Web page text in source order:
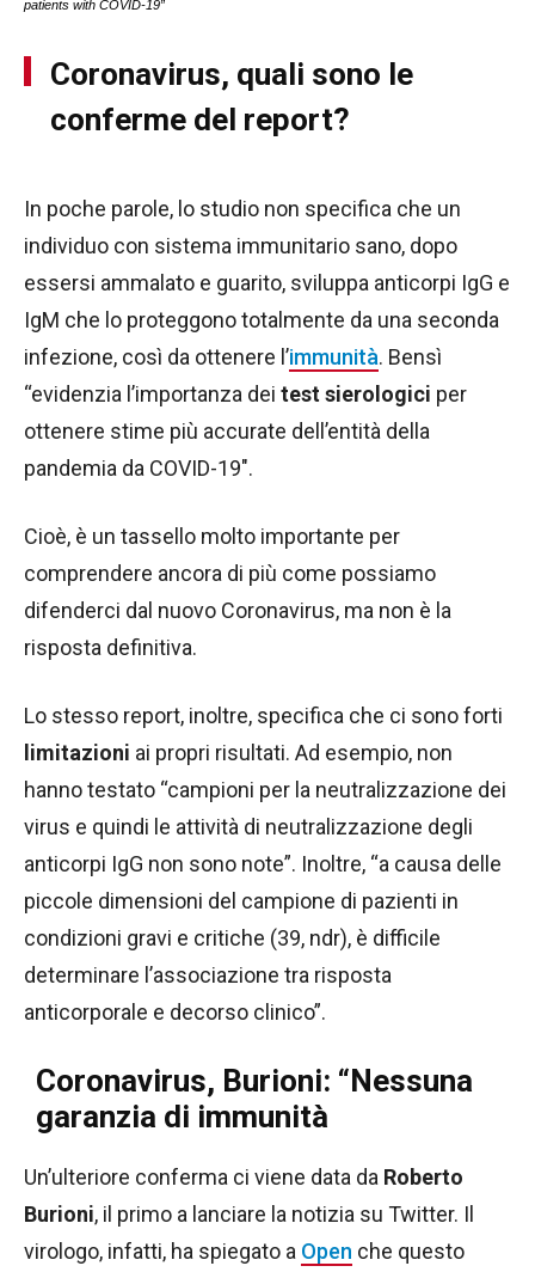
patients with COVID-19”
Coronavirus, quali sono le
conferme del report?
In poche parole, lo studio non specifica che un
individuo con sistema immunitario sano, dopo
essersi ammalato e guarito, sviluppa anticorpi IgG e
IgM che lo proteggono totalmente da una seconda
infezione, così da ottenere l’immunità. Bensì
“evidenzia l’importanza dei test sierologici per
ottenere stime più accurate dell’entità della
pandemia da COVID-19″.
Cioè, è un tassello molto importante per
comprendere ancora di più come possiamo
difenderci dal nuovo Coronavirus, ma non è la
risposta definitiva.
Lo stesso report, inoltre, specifica che ci sono forti
limitazioni ai propri risultati. Ad esempio, non
hanno testato “campioni per la neutralizzazione dei
virus e quindi le attività di neutralizzazione degli
anticorpi IgG non sono note”. Inoltre, “a causa delle
piccole dimensioni del campione di pazienti in
condizioni gravi e critiche (39, ndr), è difficile
determinare l’associazione tra risposta
anticorporale e decorso clinico”.
Coronavirus, Burioni: “Nessuna
garanzia di immunità
Un’ulteriore conferma ci viene data da Roberto
Burioni, il primo a lanciare la notizia su Twitter. Il
virologo, infatti, ha spiegato a Open che questo